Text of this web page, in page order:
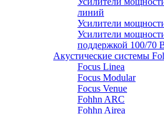
линий
Усилители
Усилители
поддержкой 100/70
Акустические системы
Focus Linea
Focus Modular
Focus Venue
Fohhn ARC
Fohhn Airea